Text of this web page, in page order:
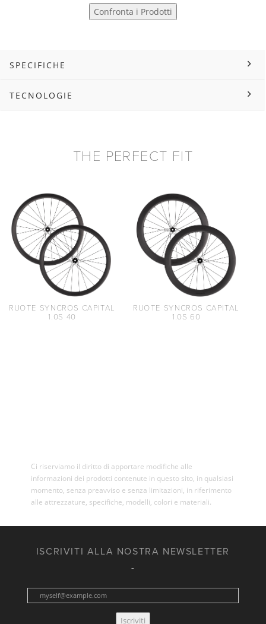
Confronta i Prodotti
SPECIFICHE
TECNOLOGIE
THE PERFECT FIT
RUOTE SYNCROS CAPITAL
1.0S 40
RUOTE SYNCROS CAPITAL
1.0S 60
Ci riserviamo il diritto di apportare modifiche alle
informazioni dei prodotti contenute in questo sito, in qualsiasi
momento, senza preavviso e senza limitazioni, in riferimento
alle attrezzature, specifiche, modelli, colori e materiali.
ISCRIVITI ALLA NOSTRA NEWSLETTER
Iscriviti